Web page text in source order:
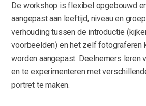
De workshop is flexibel opgebouwd
aangepast aan leeftijd, niveau en
verhouding tussen de introductie
voorbeelden) en het zelf fotograferen
worden aangepast. Deelnemers leren
en te experimenteren met
portret te maken.